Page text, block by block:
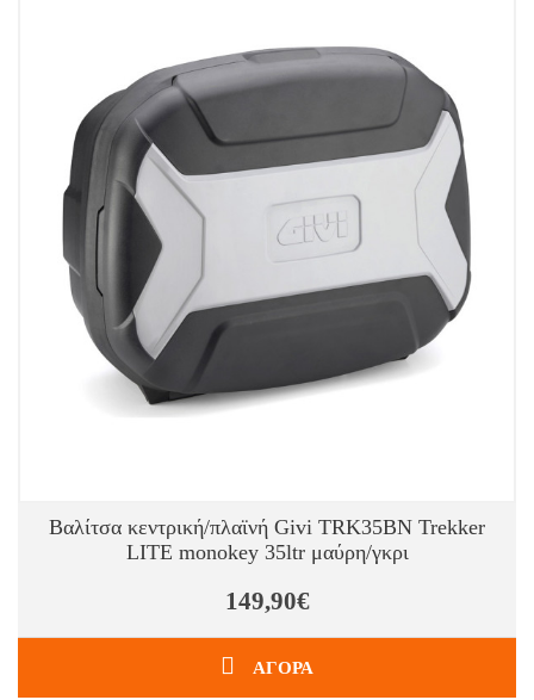
Βαλίτσα κεντρική/πλαϊνή Givi TRK35BN Trekker
LITE monokey 35ltr μαύρη/γκρι
149,90€
ΑΓΟΡΑ